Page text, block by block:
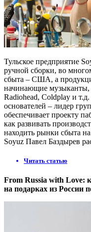
Тульское предприятие
ручной сборки, во
сбыта – США, а
начинающие музыканты,
Radiohead, Coldplay и
основателей – лидер
обеспечивает проекту
как развивать
находить рынки сбыта
Soyuz Павел Баздырев
Читать статью
From Russia with Love:
на подарках из России